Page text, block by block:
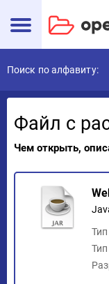
Поиск по алфавиту:
Файл с
Чем открыть,